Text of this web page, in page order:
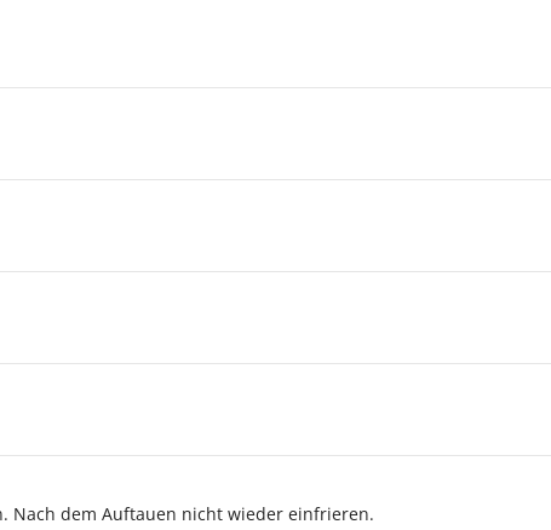
Nach dem Auftauen nicht wieder einfrieren.